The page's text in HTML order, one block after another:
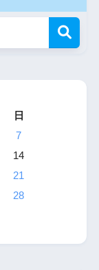
日
7
14
21
28